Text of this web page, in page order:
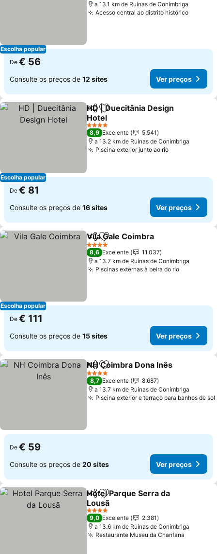
Escolha popular
a 13.1 km de Ruínas de Conímbriga
Acesso central ao distrito históricoVer
De € 56
Consulte os preços de 12 sites Ver preços
Escolha popular
PartilharAdicionar aos favoritos
HD | Duecitânia Design
Hotel
Ver preços
4 Estrelas
8,9 Excelente
5.541
a 13.2 km de Ruínas de Conímbriga
Piscina exterior junto ao rioVer preços
De € 81
Consulte os preços de 16 sites Ver preços
Escolha popular
PartilharAdicionar aos favoritos
Vila Gale Coimbra
4 Estrelas
8,6 Excelente
11.037
a 13.7 km de Ruínas de Conímbriga
Piscinas externas à beira do rioVer
De € 111
Consulte os preços de 15 sites Ver preços
PartilharAdicionar aos favoritos
NH Coimbra Dona Inês
4 Estrelas
8,7 Excelente
8.687
a 13.7 km de Ruínas de Conímbriga
Piscina exterior e terraço para banhos de sol
De € 59
Consulte os preços de 20 sites Ver preços
PartilharAdicionar aos favoritos
Hotel Parque Serra da
Lousã
Ver preços
4 Estrelas
9,0 Excelente
2.381
a 13.6 km de Ruínas de Conímbriga
Restaurante Museu da Chanfana